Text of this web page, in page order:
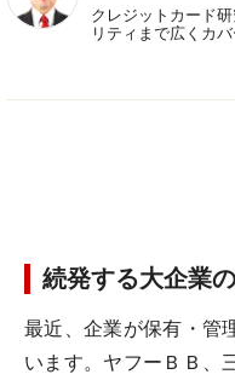
クレジットカード
リティまで広くカバ
続発する大企業
最近、企業が保有・管
います。ヤフーＢＢ、